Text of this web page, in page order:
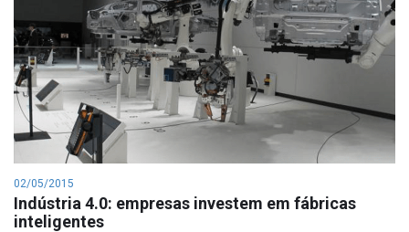
02/05/2015
Indústria 4.0: empresas investem em fábricas
inteligentes